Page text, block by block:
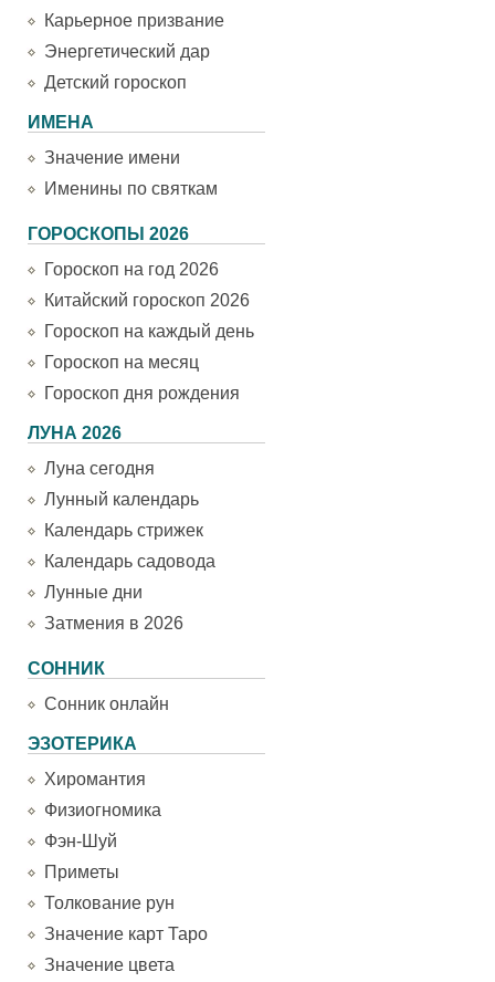
Карьерное призвание
Энергетический дар
Детский гороскоп
ИМЕНА
Значение имени
Именины по святкам
ГОРОСКОПЫ 2026
Гороскоп на год 2026
Китайский гороскоп 2026
Гороскоп на каждый день
Гороскоп на месяц
Гороскоп дня рождения
ЛУНА 2026
Луна сегодня
Лунный календарь
Календарь стрижек
Календарь садовода
Лунные дни
Затмения в 2026
СОННИК
Сонник онлайн
ЭЗОТЕРИКА
Хиромантия
Физиогномика
Фэн-Шуй
Приметы
Толкование рун
Значение карт Таро
Значение цвета